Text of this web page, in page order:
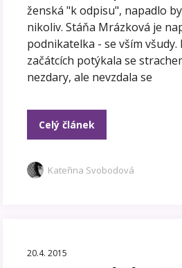
ženská "k odpisu", napadlo
nikoliv. Stáňa Mrázková je
podnikatelka - se vším všudy.
začátcích potýkala se
nezdary, ale nevzdala se
Celý článek
Kateřina Svobodová
20.4. 2015